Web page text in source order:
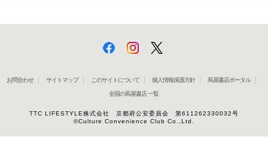
お問合わせ サイトマップ このサイトについて 個人情報保護方針 蔦屋書店ポータル
全国の蔦屋書店 一覧
TTC LIFESTYLE株式会社 京都府公安委員会 第611262330032号
©Culture Convenience Club Co.,Ltd.